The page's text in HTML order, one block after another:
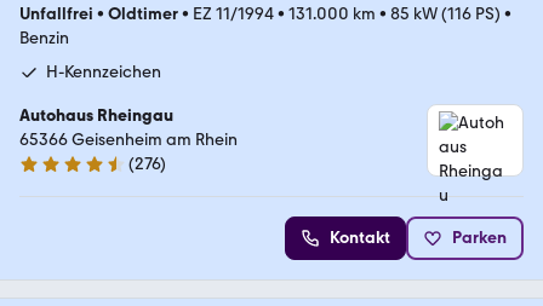
Unfallfrei • Oldtimer• EZ 11/1994• 131.000 km • 85 kW (116 PS) •
Benzin
H-Kennzeichen
Autohaus Rheingau
65366 Geisenheim am Rhein
4.6 Sterne
(276)
Kontakt Parken